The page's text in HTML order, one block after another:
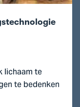
lichaam te
te bedenken